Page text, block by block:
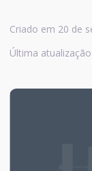
Criado em 20 de
Última